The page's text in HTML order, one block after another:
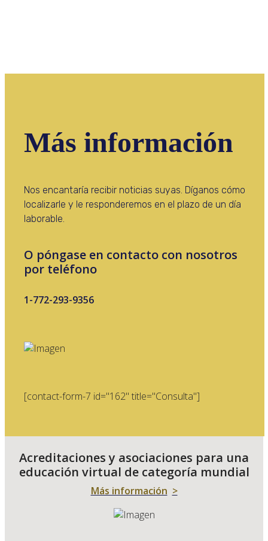
Más información
Nos encantaría recibir noticias suyas. Díganos cómo
localizarle y le responderemos en el plazo de un día
laborable.
O póngase en contacto con nosotros
por teléfono
1-772-293-9356
[contact-form-7 id="162" title="Consulta"]
Acreditaciones y asociaciones para una
educación virtual de categoría mundial
Más información >